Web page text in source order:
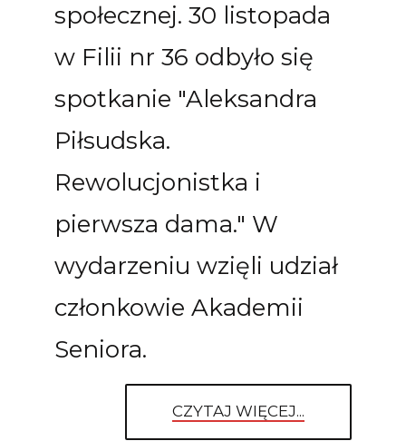
społecznej. 30 listopada
w Filii nr 36 odbyło się
spotkanie "Aleksandra
Piłsudska.
Rewolucjonistka i
pierwsza dama." W
wydarzeniu wzięli udział
członkowie Akademii
Seniora.
CZYTAJ WIĘCEJ...